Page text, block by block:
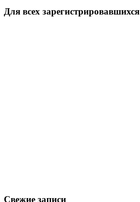
Для всех
Свежие записи